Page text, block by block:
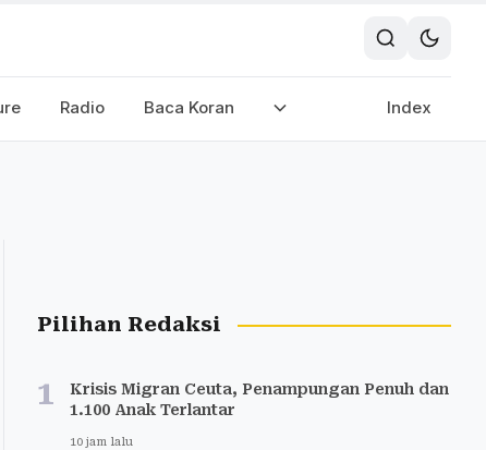
Radio Baca Koran Index
Pilihan Redaksi
1
Krisis Migran Ceuta, Penampungan Penuh dan
1.100 Anak Terlantar
10 jam lalu